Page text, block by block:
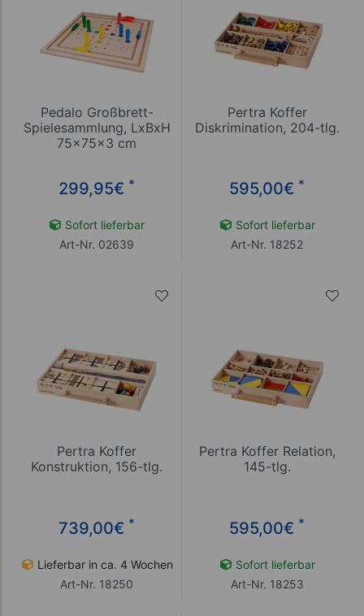
Pedalo Großbrett-
Spielesammlung, LxBxH
75x75x3 cm
299,95€ *
Sofort lieferbar
Art-Nr. 02639
Pertra Koffer
Diskrimination, 204-tlg.
595,00€ *
Sofort lieferbar
Art-Nr. 18252
Pertra Koffer
Konstruktion, 156-tlg.
739,00€ *
Lieferbar in ca. 4 Wochen
Art-Nr. 18250
Pertra Koffer Relation,
145-tlg.
595,00€ *
Sofort lieferbar
Art-Nr. 18253